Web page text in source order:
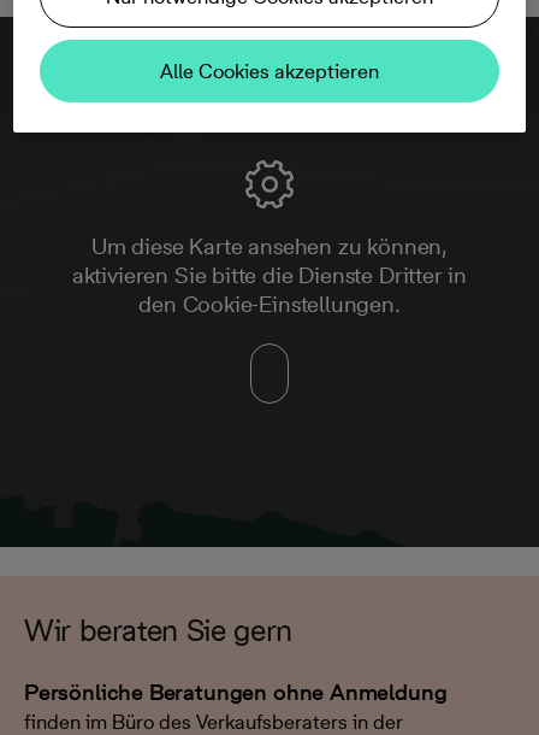
Um diese Karte ansehen zu können,
aktivieren Sie bitte die Dienste Dritter in
den Cookie-Einstellungen.
Wir beraten Sie gern
Persönliche Beratungen ohne Anmeldung
finden im Büro des Verkaufsberaters in der
Alle Cookies akzeptieren